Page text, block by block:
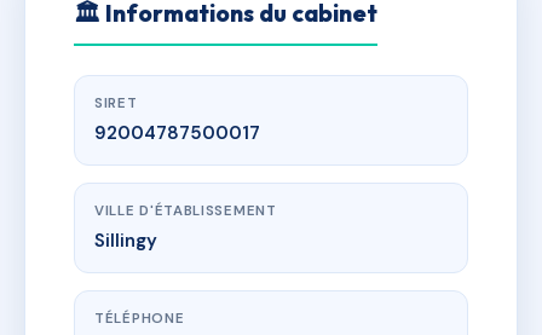
🏛 Informations du cabinet
SIRET
92004787500017
VILLE D'ÉTABLISSEMENT
Sillingy
TÉLÉPHONE